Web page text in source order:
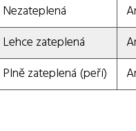
Nezateplená
Lehce zateplená
Plně zateplená (peří)